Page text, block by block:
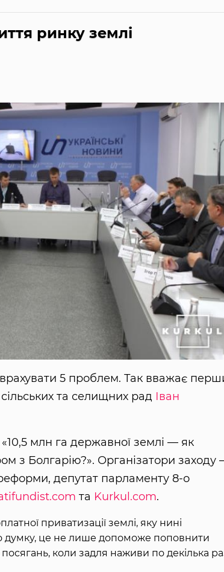
ринку землі
5 проблем. Так вважає
сільських та селищних рад Іван
млн га державної землі — як
з Болгарію?». Організатори заходу
депутат парламенту 8-о
та Kurkul.com.
приватизації землі, яку нині
думку, це не лише допоможе поповнити
коли задля наживи по декілька